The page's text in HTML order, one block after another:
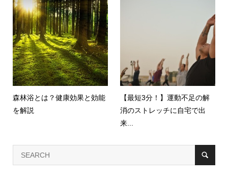
森林浴とは？健康効果と効能
を解説
【最短3分！】運動不足の解
消のストレッチに自宅で出
来...